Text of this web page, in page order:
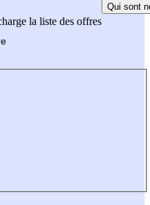
la liste des offres
Qui sont